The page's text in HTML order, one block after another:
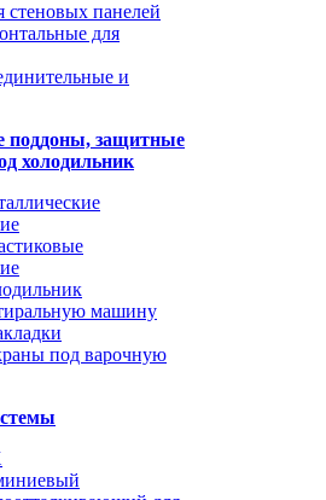
панелей
для
и
поддоны, защитные
холодильник
машину
под варочную